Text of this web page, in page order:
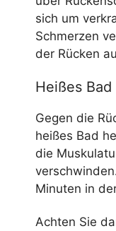
sich um
Schmerzen
der Rücken
Heißes
Gegen die
heißes Bad
die
Minuten in
Achten Sie